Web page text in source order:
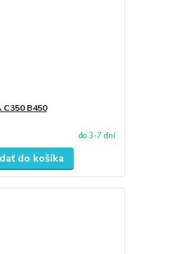
C350 B450
do 3-7 dní
do košíka